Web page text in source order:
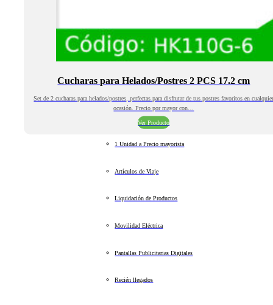
Cucharas para Helados/Postres 2 PCS 17.2 cm
Set de 2 cucharas para helados/postres, perfectas para disfrutar de tus postres favoritos en
ocasión. Precio por mayor con…
Ver Producto
1 Unidad a Precio mayorista
Artículos de Viaje
Liquidación de Productos
Movilidad Eléctrica
Pantallas Publicitarias Digitales
Recién llegados